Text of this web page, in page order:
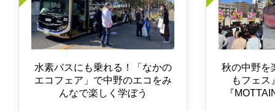
水素バスにも乗れる！「なかの
エコフェア」で中野のエコをみ
んなで楽しく学ぼう
秋の中野を
もフェス
『